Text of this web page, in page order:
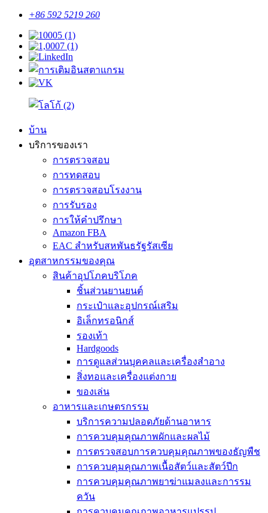
+86 592 5219 260
บ้าน
บริการของเรา
การตรวจสอบ
การทดสอบ
การตรวจสอบโรงงาน
การรับรอง
การให้คำปรึกษา
Amazon FBA
EAC สำหรับสหพันธรัฐรัสเซีย
อุตสาหกรรมของคุณ
สินค้าอุปโภคบริโภค
ชิ้นส่วนยานยนต์
กระเป๋าและอุปกรณ์เสริม
อิเล็กทรอนิกส์
รองเท้า
Hardgoods
การดูแลส่วนบุคคลและเครื่องสำอาง
สิ่งทอและเครื่องแต่งกาย
ของเล่น
อาหารและเกษตรกรรม
บริการความปลอดภัยด้านอาหาร
การควบคุมคุณภาพผักและผลไม้
การตรวจสอบการควบคุมคุณภาพของธัญพืช
การควบคุมคุณภาพเนื้อสัตว์และสัตว์ปีก
การควบคุมคุณภาพยาฆ่าแมลงและการรม
ควัน